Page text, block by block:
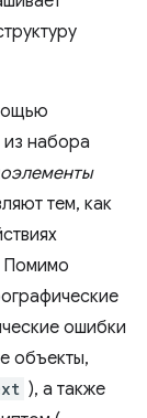
из набора
тем, как
Помимо
ошибки
объекты,
), а также